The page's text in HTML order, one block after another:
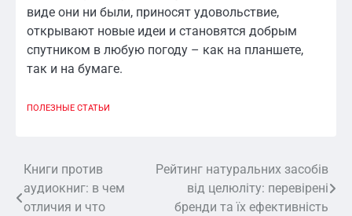
виде они ни были, приносят удовольствие,
открывают новые идеи и становятся добрым
спутником в любую погоду – как на планшете,
так и на бумаге.
ПОЛЕЗНЫЕ СТАТЬИ
Навигация
по
Книги против
аудиокниг: в чем
отличия и что
Рейтинг натуральних засобів
від целюліту: перевірені
бренди та їх ефективність